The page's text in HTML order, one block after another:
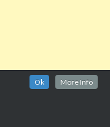
Ok More Info